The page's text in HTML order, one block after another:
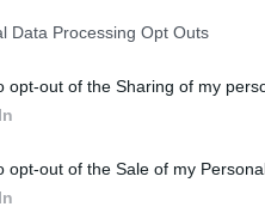
Data Processing Opt Outs
opt-out of the Sharing of my
opt-out of the Sale of my
nem is, a stúdióvezetőségnél